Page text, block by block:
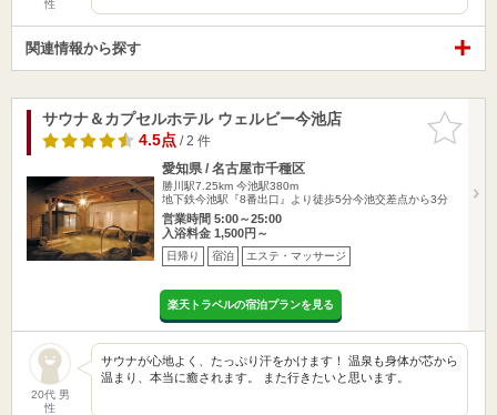
性
関連情報から探す
お気に入
りに追加
サウナ＆カプセルホテル ウェルビー今池店
4.5点/ 2 件
愛知県 / 名古屋市千種区
勝川駅7.25km 今池駅380m
地下鉄今池駅『8番出口』より徒歩5分今池交差点から3分
営業時間 5:00～25:00
入浴料金 1,500円～
日帰り 宿泊 エステ・マッサージ
楽天トラベルの宿泊プランを見る
20代 男
性
サウナが心地よく、たっぷり汗をかけます！ 温泉も身体が芯から
温まり、本当に癒されます。 また行きたいと思います。